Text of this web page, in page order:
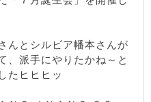
んとシルビア幡本さんが
、派手にやりたかね～と
たヒヒヒッ